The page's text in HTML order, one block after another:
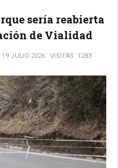
sería reabierta
de Vialidad
19 JULIO 2026 VISITAS: 1283